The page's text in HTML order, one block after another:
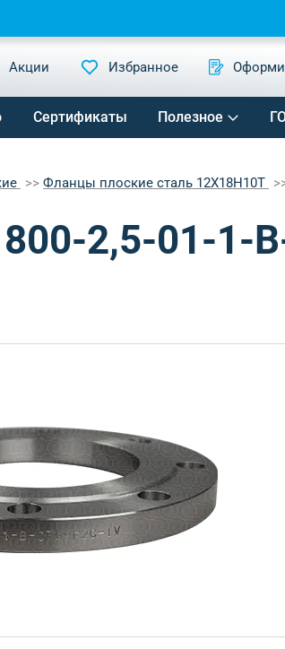
Акции Избранное
Сертификаты Полезное
Фланцы плоские сталь 12Х18Н10Т
2,5-01-1-